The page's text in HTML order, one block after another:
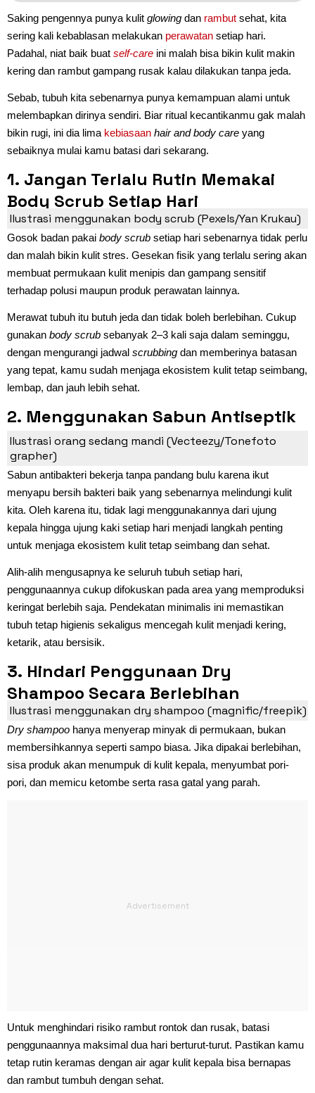
Saking pengennya punya kulit glowing dan rambut sehat, kita
sering kali kebablasan melakukan perawatan setiap hari.
Padahal, niat baik buat self-care ini malah bisa bikin kulit makin
kering dan rambut gampang rusak kalau dilakukan tanpa jeda.
Sebab, tubuh kita sebenarnya punya kemampuan alami untuk
melembapkan dirinya sendiri. Biar ritual kecantikanmu gak malah
bikin rugi, ini dia lima kebiasaan hair and body care yang
sebaiknya mulai kamu batasi dari sekarang.
1. Jangan Terlalu Rutin Memakai
Body Scrub Setiap Hari
Ilustrasi menggunakan body scrub (Pexels/Yan Krukau)
Gosok badan pakai body scrub setiap hari sebenarnya tidak perlu
dan malah bikin kulit stres. Gesekan fisik yang terlalu sering akan
membuat permukaan kulit menipis dan gampang sensitif
terhadap polusi maupun produk perawatan lainnya.
Merawat tubuh itu butuh jeda dan tidak boleh berlebihan. Cukup
gunakan body scrub sebanyak 2–3 kali saja dalam seminggu,
dengan mengurangi jadwal scrubbing dan memberinya batasan
yang tepat, kamu sudah menjaga ekosistem kulit tetap seimbang,
lembap, dan jauh lebih sehat.
2. Menggunakan Sabun Antiseptik
atau Antibakteri
Ilustrasi orang sedang mandi (Vecteezy/Tonefoto
grapher)
Sabun antibakteri bekerja tanpa pandang bulu karena ikut
menyapu bersih bakteri baik yang sebenarnya melindungi kulit
kita. Oleh karena itu, tidak lagi menggunakannya dari ujung
kepala hingga ujung kaki setiap hari menjadi langkah penting
untuk menjaga ekosistem kulit tetap seimbang dan sehat.
Alih-alih mengusapnya ke seluruh tubuh setiap hari,
penggunaannya cukup difokuskan pada area yang memproduksi
keringat berlebih saja. Pendekatan minimalis ini memastikan
tubuh tetap higienis sekaligus mencegah kulit menjadi kering,
ketarik, atau bersisik.
3. Hindari Penggunaan Dry
Shampoo Secara Berlebihan
Ilustrasi menggunakan dry shampoo (magnific/freepik)
Dry shampoo hanya menyerap minyak di permukaan, bukan
membersihkannya seperti sampo biasa. Jika dipakai berlebihan,
sisa produk akan menumpuk di kulit kepala, menyumbat pori-
pori, dan memicu ketombe serta rasa gatal yang parah.
Untuk menghindari risiko rambut rontok dan rusak, batasi
penggunaannya maksimal dua hari berturut-turut. Pastikan kamu
tetap rutin keramas dengan air agar kulit kepala bisa bernapas
dan rambut tumbuh dengan sehat.